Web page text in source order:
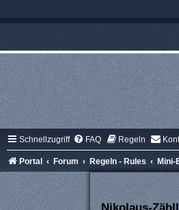
Schnellzugriff FAQ Regeln
Portal Forum Regeln - Rules Mini-
Nikolaus-